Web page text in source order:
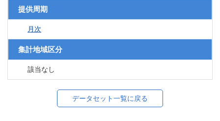
提供周期
月次
集計地域区分
該当なし
データセット一覧に戻る